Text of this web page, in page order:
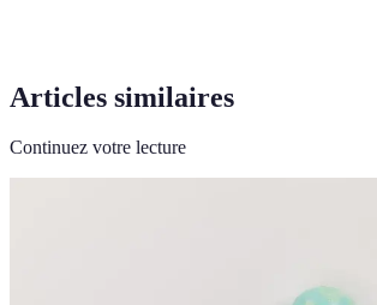
Articles similaires
Continuez votre lecture